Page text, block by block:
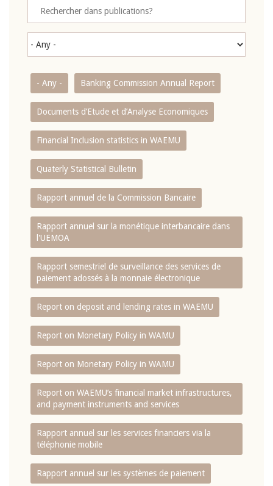
- Any - Banking Commission Annual Report
Documents d’Etude et d’Analyse Economiques
Financial Inclusion statistics in WAEMU
Quaterly Statistical Bulletin
Rapport annuel de la Commission Bancaire
Rapport annuel sur la monétique interbancaire dans
l'UEMOA
Rapport semestriel de surveillance des services de
paiement adossés à la monnaie électronique
Report on deposit and lending rates in WAEMU
Report on Monetary Policy in WAMU
Report on Monetary Policy in WAMU
Report on WAEMU’s financial market infrastructures,
and payment instruments and services
Rapport annuel sur les services financiers via la
téléphonie mobile
Rapport annuel sur les systèmes de paiement